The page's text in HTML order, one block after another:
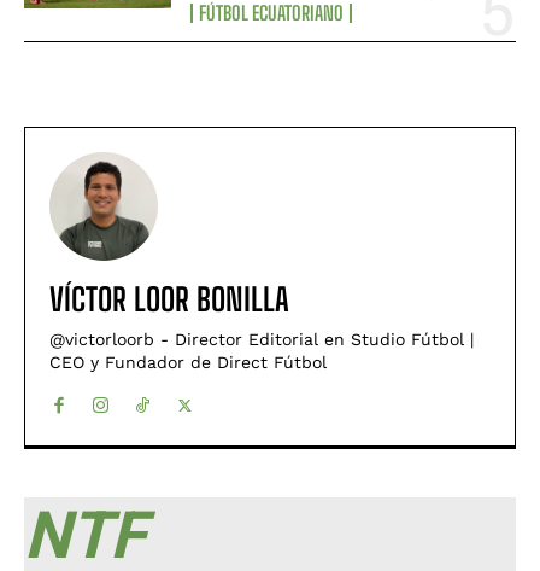
FÚTBOL ECUATORIANO
VÍCTOR LOOR BONILLA
@victorloorb - Director Editorial en Studio Fútbol |
CEO y Fundador de Direct Fútbol
NTF